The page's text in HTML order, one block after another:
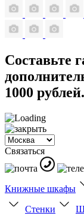
Составьте
1000 рублей.
Связаться
Книжные шкафы
Стенки